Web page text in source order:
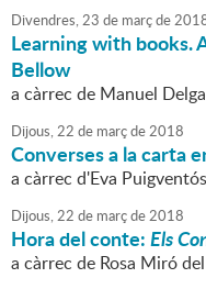
Divendres,23 de marçde
Learning with books.
Bellow
a càrrec de Manuel
Dijous,22 de marçde2018
Converses a la carta
a càrrec d'Eva Puigventós
Dijous,22 de marçde2018
Hora del conte:Els
a càrrec de Rosa Miró